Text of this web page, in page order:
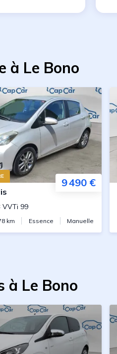
à Le Bono
9 490 €
VVTi 99
km Essence Manuelle
à Le Bono